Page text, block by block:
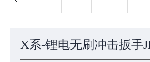
X系-锂电无刷冲击扳手